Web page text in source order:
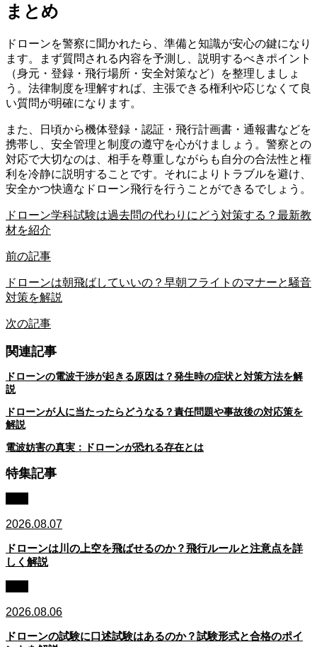
まとめ
ドローンを警察に聞かれたら、準備と知識が安心の鍵になり
ます。まず質問される内容を予測し、説明するべきポイント
（身元・登録・飛行場所・安全対策など）を整理しましょ
う。法律制度を理解すれば、主張できる権利や応じなくて良
い質問が明確になります。
また、日頃から機体登録・認証・飛行計画書・通報書などを
携帯し、安全管理と制度の遵守を心がけましょう。警察との
対応で大切なのは、相手を尊重しながらも自分の合法性と権
利を冷静に説明することです。それによりトラブルを避け、
安全かつ快適なドローン飛行を行うことができるでしょう。
ドローン学科試験は過去問の代わりにどう対策する？最新教
材を紹介
前の記事
ドローンは朝飛ばしていいの？早朝フライトのマナーと騒音
対策を解説
次の記事
関連記事
ドローンの電波干渉が起きる原因は？発生時の症状と対策方法を解
説
ドローンが人に当たったらどうなる？責任問題や事故後の対応策を
解説
電波妨害の真実：ドローンが恐れる存在とは
特集記事
2026.08.07
ドローンは川の上空を飛ばせるのか？飛行ルールと注意点を詳
しく解説
2026.08.06
ドローンの試験に口述試験はあるのか？試験形式と合格のポイ